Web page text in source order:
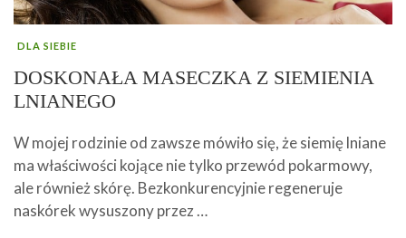
DLA SIEBIE
DOSKONAŁA MASECZKA Z SIEMIENIA
LNIANEGO
W mojej rodzinie od zawsze mówiło się, że siemię lniane
ma właściwości kojące nie tylko przewód pokarmowy,
ale również skórę. Bezkonkurencyjnie regeneruje
naskórek wysuszony przez …